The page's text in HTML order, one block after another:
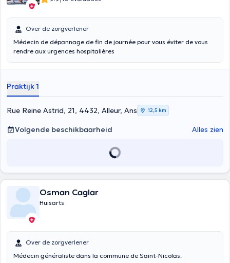
Over de zorgverlener
Médecin de dépannage de fin de journée pour vous éviter de vous
rendre aux urgences hospitalières
Praktijk 1
Rue Reine Astrid, 21, 4432, Alleur, Ans 12,5 km
Volgende beschikbaarheid Alles zien
Osman Caglar
Huisarts
Over de zorgverlener
Médecin généraliste dans la commune de Saint-Nicolas.